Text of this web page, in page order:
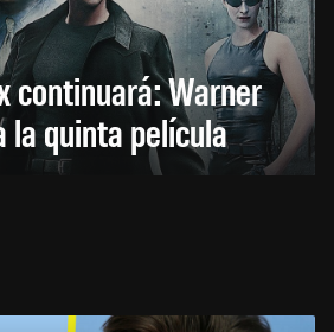
continuará: Warner
la quinta película